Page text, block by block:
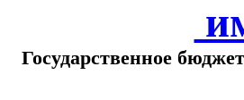
Государственное